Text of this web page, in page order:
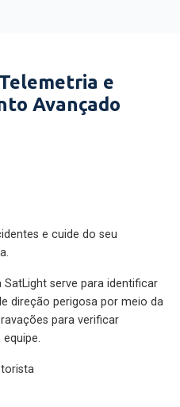
e
Avançado
e cuide do seu
serve para identificar
direção perigosa por meio da
para verificar